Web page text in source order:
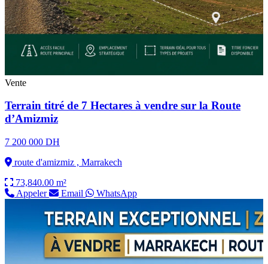
Vente
Terrain titré de 7 Hectares à vendre sur la Route
d’Amizmiz
7 200 000 DH
route d'amizmiz , Marrakech
73,840.00 m²
Appeler
Email WhatsApp